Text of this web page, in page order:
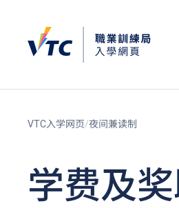
VTC入学网页 夜间兼读制
学费及